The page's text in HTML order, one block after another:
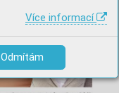
Více informací
Odmítám